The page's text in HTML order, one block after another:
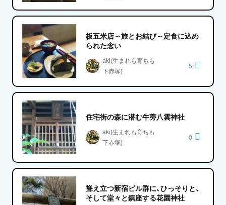
板五米店～旅とお結び～定食に込め
られた念い
aki(生まれも育ちも
下赤塚)
5
住宅街の森に潜む牛蒡八雲神社
aki(生まれも育ちも
下赤塚)
0
聳え立つ新宿ビル群に、ひっそりと、
そして堂々と鎮座する花園神社